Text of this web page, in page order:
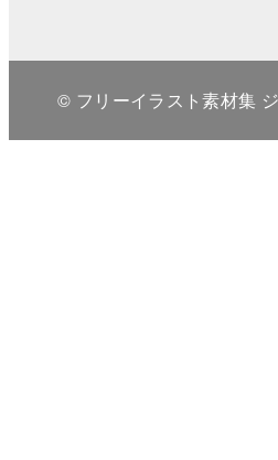
© フリーイラスト素材集